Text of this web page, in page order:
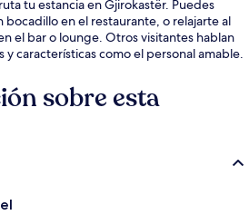
tu estancia en Gjirokastër. Puedes
en el restaurante, o relajarte al
el bar o lounge. Otros visitantes hablan
y características como el personal amable.
sobre esta